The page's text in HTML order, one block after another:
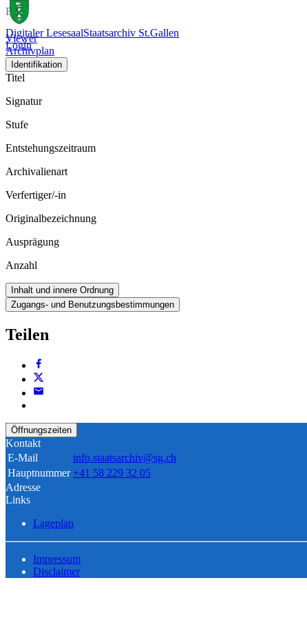
Digitaler LesesaalStaatsarchiv St.Gallen
Login
Bild
Viewer
Archivplan
Identifikation
Titel
Signatur
Stufe
Entstehungszeitraum
Archivalienart
Verfertiger/-in
Originalbezeichnung
Ausprägung
Anzahl
Inhalt und innere Ordnung
Zugangs- und Benutzungsbestimmungen
Teilen
Öffnungszeiten
Kontakt
E-Mail
info.staatsarchiv@sg.ch
Hauptnummer +41 58 229 32 05
Adresse
Links
Lageplan
Impressum
Disclaimer